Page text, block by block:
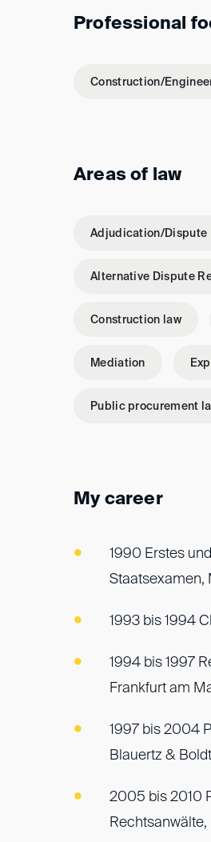
Professional
Construction/
Areas of law
Adjudication/Dispute
Alternative Dispute
Construction law
Mediation
Public procurement
My career
1990 Erstes
Staatsexamen,
1993 bis 1994
1994 bis 1997
Frankfurt am
1997 bis 2004
Blauertz &
2005 bis 2010
Rechtsanwälte,